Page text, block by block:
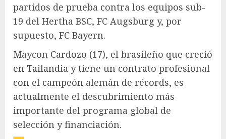
partidos de prueba contra los equipos sub-
19 del Hertha BSC, FC Augsburg y, por
supuesto, FC Bayern.
Maycon Cardozo (17), el brasileño que creció
en Tailandia y tiene un contrato profesional
con el campeón alemán de récords, es
actualmente el descubrimiento más
importante del programa global de
selección y financiación.